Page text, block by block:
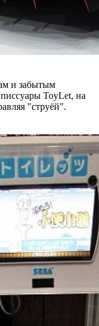
и забытым
ToyLet, на
"струёй".